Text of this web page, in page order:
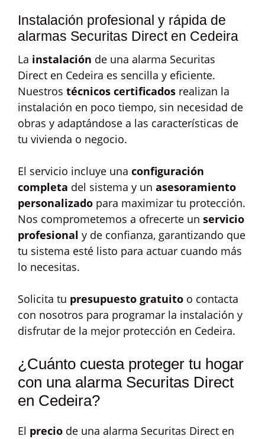
Instalación profesional y rápida de
alarmas Securitas Direct en Cedeira
La instalación de una alarma Securitas
Direct en Cedeira es sencilla y eficiente.
Nuestros técnicos certificados realizan la
instalación en poco tiempo, sin necesidad de
obras y adaptándose a las características de
tu vivienda o negocio.
El servicio incluye una configuración
completa del sistema y un asesoramiento
personalizado para maximizar tu protección.
Nos comprometemos a ofrecerte un servicio
profesional y de confianza, garantizando que
tu sistema esté listo para actuar cuando más
lo necesitas.
Solicita tu presupuesto gratuito o contacta
con nosotros para programar la instalación y
disfrutar de la mejor protección en Cedeira.
¿Cuánto cuesta proteger tu hogar
con una alarma Securitas Direct
en Cedeira?
El precio de una alarma Securitas Direct en